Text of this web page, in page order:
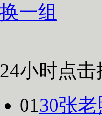
换一组
24小时点击
0130张